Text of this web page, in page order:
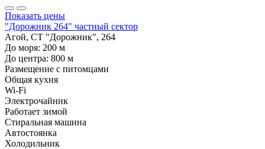
Показать цены
"Дорожник 264" частный сектор
Агой, СТ "Дорожник", 264
До моря: 200 м
До центра: 800 м
Размещение с питомцами
Общая кухня
Wi-Fi
Электрочайник
Работает зимой
Стиральная машина
Автостоянка
Холодильник